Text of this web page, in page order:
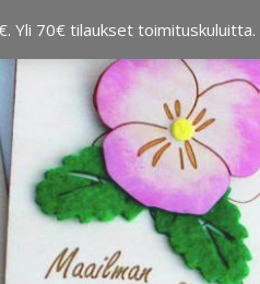
Yli 70€ tilaukset toimituskuluitta.